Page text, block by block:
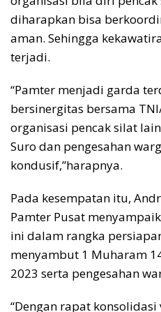
diharapkan bisa
aman. Sehingga
terjadi.
“Pamter menjadi garda
bersinergitas bersama
organisasi pencak silat
Suro dan pengesahan
kondusif,”harapnya.
Pada kesempatan itu,
Pamter Pusat
ini dalam rangka
menyambut 1 Muharam
2023 serta pengesahan
“Dengan rapat